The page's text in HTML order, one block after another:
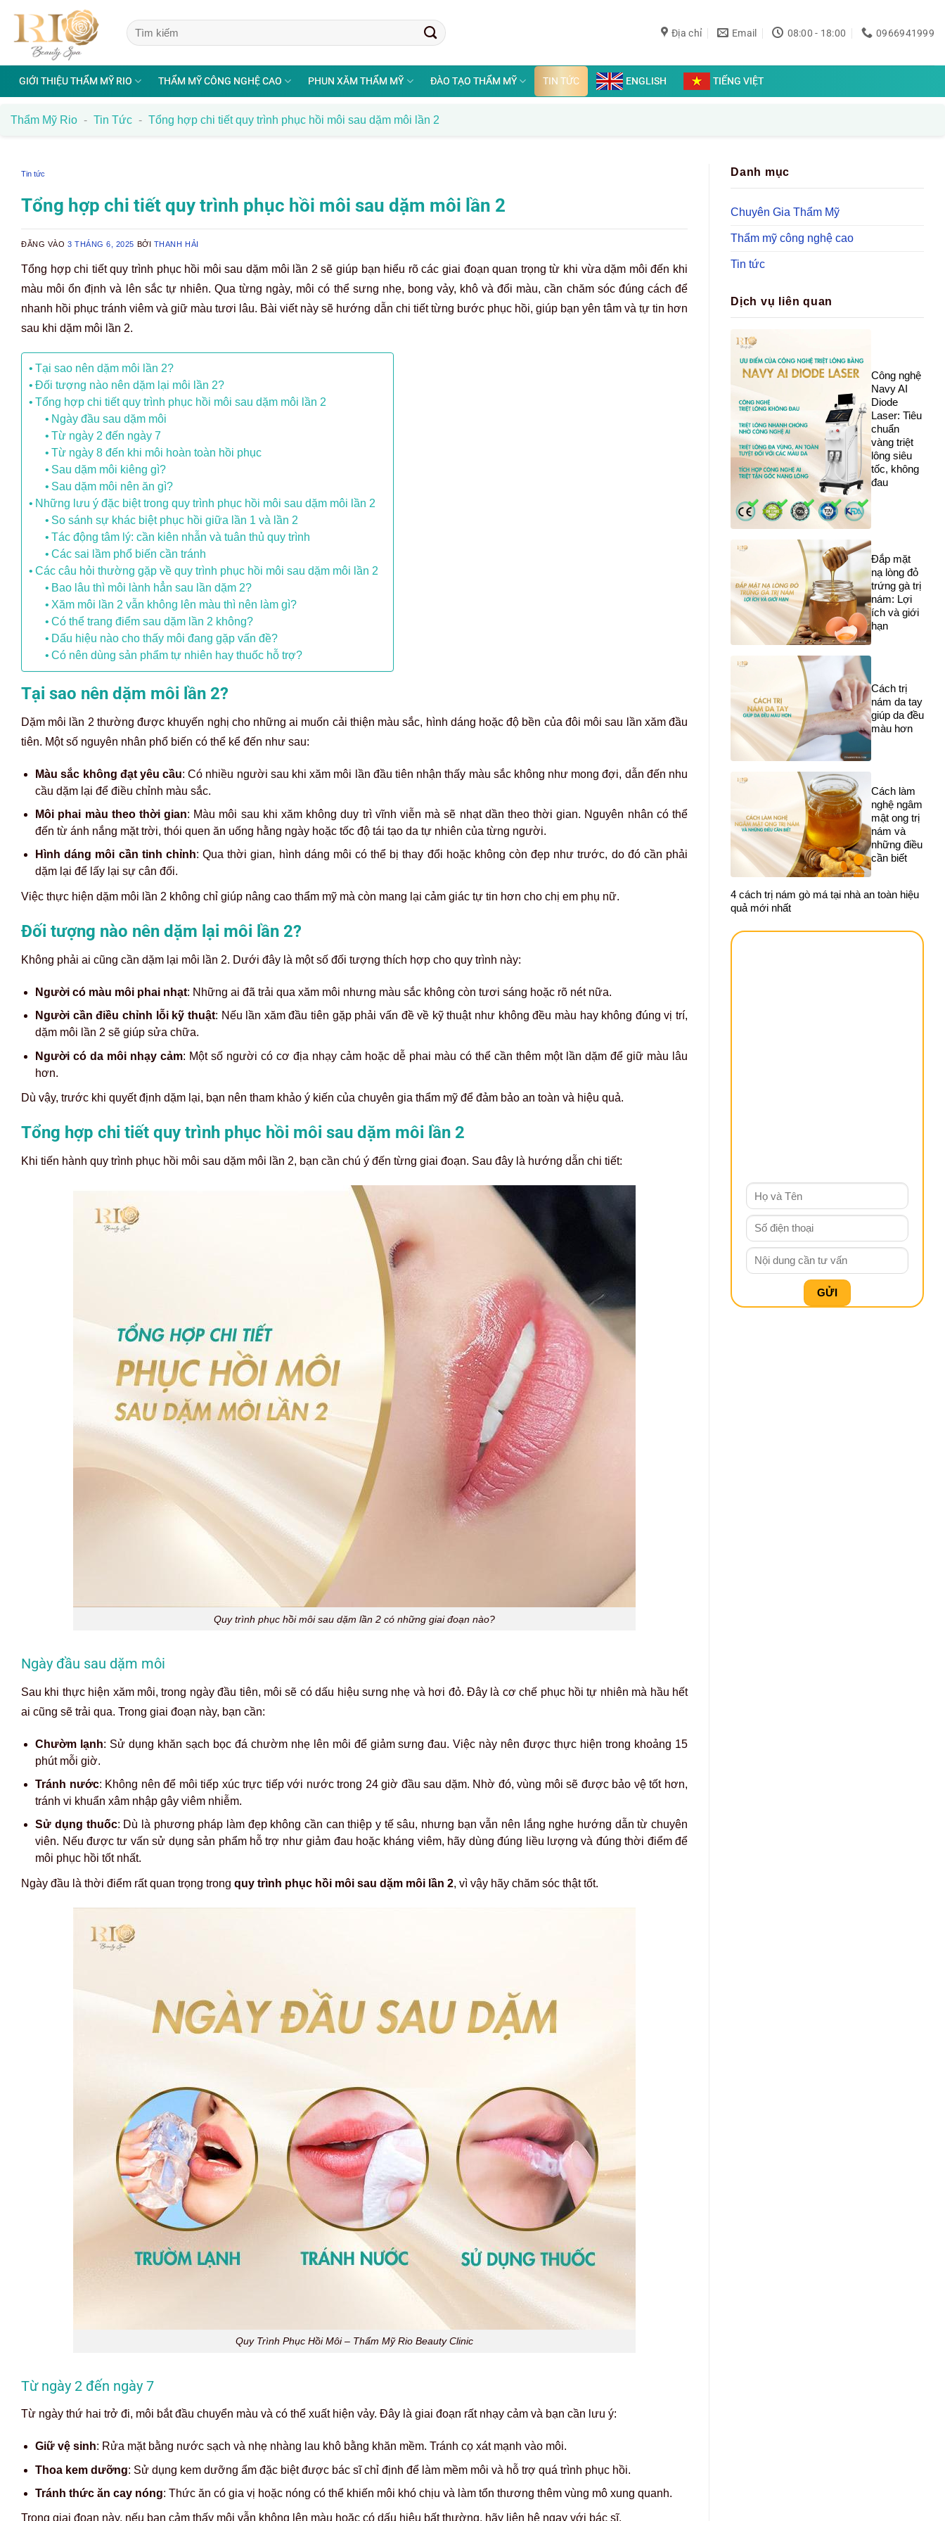
nội
Địa chỉ Email 08:00 - 18:00 0966941999
GIỚI THIỆU THẨM MỸ RIO THẨM MỸ CÔNG NGHỆ CAO PHUN XĂM THẨM MỸ ĐÀO TẠO THẨM MỸ TIN TỨC ENGLISH TIẾNG VIỆT
Thẩm Mỹ Rio - Tin Tức - Tổng hợp chi tiết quy trình phục hồi môi sau dặm môi lần 2
Tin tức
Tổng hợp chi tiết quy trình phục hồi môi sau dặm môi lần 2
ĐĂNG VÀO 3 THÁNG 6, 2025 BỞI THANH HẢI
Tổng hợp chi tiết quy trình phục hồi môi sau dặm môi lần 2 sẽ giúp bạn hiểu rõ các giai đoạn quan trọng từ khi vừa dặm môi đến khi
màu môi ổn định và lên sắc tự nhiên. Qua từng ngày, môi có thể sưng nhẹ, bong vảy, khô và đổi màu, cần chăm sóc đúng cách để
nhanh hồi phục tránh viêm và giữ màu tươi lâu. Bài viết này sẽ hướng dẫn chi tiết từng bước phục hồi, giúp bạn yên tâm và tự tin hơn
sau khi dặm môi lần 2.
Tại sao nên dặm môi lần 2?
Đối tượng nào nên dặm lại môi lần 2?
Tổng hợp chi tiết quy trình phục hồi môi sau dặm môi lần 2
Ngày đầu sau dặm môi
Từ ngày 2 đến ngày 7
Từ ngày 8 đến khi môi hoàn toàn hồi phục
Sau dặm môi kiêng gì?
Sau dặm môi nên ăn gì?
Những lưu ý đặc biệt trong quy trình phục hồi môi sau dặm môi lần 2
So sánh sự khác biệt phục hồi giữa lần 1 và lần 2
Tác động tâm lý: cần kiên nhẫn và tuân thủ quy trình
Các sai lầm phổ biến cần tránh
Các câu hỏi thường gặp về quy trình phục hồi môi sau dặm môi lần 2
Bao lâu thì môi lành hẳn sau lần dặm 2?
Xăm môi lần 2 vẫn không lên màu thì nên làm gì?
Có thể trang điểm sau dặm lần 2 không?
Dấu hiệu nào cho thấy môi đang gặp vấn đề?
Có nên dùng sản phẩm tự nhiên hay thuốc hỗ trợ?
Tại sao nên dặm môi lần 2?
Dặm môi lần 2 thường được khuyến nghị cho những ai muốn cải thiện màu sắc, hình dáng hoặc độ bền của đôi môi sau lần xăm đầu
tiên. Một số nguyên nhân phổ biến có thể kể đến như sau:
Màu sắc không đạt yêu cầu: Có nhiều người sau khi xăm môi lần đầu tiên nhận thấy màu sắc không như mong đợi, dẫn đến nhu
cầu dặm lại để điều chỉnh màu sắc.
Môi phai màu theo thời gian: Màu môi sau khi xăm không duy trì vĩnh viễn mà sẽ nhạt dần theo thời gian. Nguyên nhân có thể
đến từ ánh nắng mặt trời, thói quen ăn uống hằng ngày hoặc tốc độ tái tạo da tự nhiên của từng người.
Hình dáng môi cần tinh chỉnh: Qua thời gian, hình dáng môi có thể bị thay đổi hoặc không còn đẹp như trước, do đó cần phải
dặm lại để lấy lại sự cân đối.
Việc thực hiện dặm môi lần 2 không chỉ giúp nâng cao thẩm mỹ mà còn mang lại cảm giác tự tin hơn cho chị em phụ nữ.
Đối tượng nào nên dặm lại môi lần 2?
Không phải ai cũng cần dặm lại môi lần 2. Dưới đây là một số đối tượng thích hợp cho quy trình này:
Người có màu môi phai nhạt: Những ai đã trải qua xăm môi nhưng màu sắc không còn tươi sáng hoặc rõ nét nữa.
Người cần điều chỉnh lỗi kỹ thuật: Nếu lần xăm đầu tiên gặp phải vấn đề về kỹ thuật như không đều màu hay không đúng vị trí,
dặm môi lần 2 sẽ giúp sửa chữa.
Người có da môi nhạy cảm: Một số người có cơ địa nhạy cảm hoặc dễ phai màu có thể cần thêm một lần dặm để giữ màu lâu
hơn.
Dù vậy, trước khi quyết định dặm lại, bạn nên tham khảo ý kiến của chuyên gia thẩm mỹ để đảm bảo an toàn và hiệu quả.
Tổng hợp chi tiết quy trình phục hồi môi sau dặm môi lần 2
Khi tiến hành quy trình phục hồi môi sau dặm môi lần 2, bạn cần chú ý đến từng giai đoạn. Sau đây là hướng dẫn chi tiết:
Quy trình phục hồi môi sau dặm lần 2 có những giai đoạn nào?
Ngày đầu sau dặm môi
Sau khi thực hiện xăm môi, trong ngày đầu tiên, môi sẽ có dấu hiệu sưng nhẹ và hơi đỏ. Đây là cơ chế phục hồi tự nhiên mà hầu hết
ai cũng sẽ trải qua. Trong giai đoạn này, bạn cần:
Chườm lạnh: Sử dụng khăn sạch bọc đá chườm nhẹ lên môi để giảm sưng đau. Việc này nên được thực hiện trong khoảng 15
phút mỗi giờ.
Tránh nước: Không nên để môi tiếp xúc trực tiếp với nước trong 24 giờ đầu sau dặm. Nhờ đó, vùng môi sẽ được bảo vệ tốt hơn,
tránh vi khuẩn xâm nhập gây viêm nhiễm.
Sử dụng thuốc: Dù là phương pháp làm đẹp không cần can thiệp y tế sâu, nhưng bạn vẫn nên lắng nghe hướng dẫn từ chuyên
viên. Nếu được tư vấn sử dụng sản phẩm hỗ trợ như giảm đau hoặc kháng viêm, hãy dùng đúng liều lượng và đúng thời điểm để
môi phục hồi tốt nhất.
Ngày đầu là thời điểm rất quan trọng trong quy trình phục hồi môi sau dặm môi lần 2, vì vậy hãy chăm sóc thật tốt.
Quy Trình Phục Hồi Môi – Thẩm Mỹ Rio Beauty Clinic
Từ ngày 2 đến ngày 7
Từ ngày thứ hai trở đi, môi bắt đầu chuyển màu và có thể xuất hiện vảy. Đây là giai đoạn rất nhạy cảm và bạn cần lưu ý:
Giữ vệ sinh: Rửa mặt bằng nước sạch và nhẹ nhàng lau khô bằng khăn mềm. Tránh cọ xát mạnh vào môi.
Thoa kem dưỡng: Sử dụng kem dưỡng ẩm đặc biệt được bác sĩ chỉ định để làm mềm môi và hỗ trợ quá trình phục hồi.
Tránh thức ăn cay nóng: Thức ăn có gia vị hoặc nóng có thể khiến môi khó chịu và làm tổn thương thêm vùng mô xung quanh.
Trong giai đoạn này, nếu bạn cảm thấy môi vẫn không lên màu hoặc có dấu hiệu bất thường, hãy liên hệ ngay với bác sĩ.
Danh mục
Chuyên Gia Thẩm Mỹ
Thẩm mỹ công nghệ cao
Tin tức
Dịch vụ liên quan
Công nghệ
Navy AI
Diode
Laser: Tiêu
chuẩn
vàng triệt
lông siêu
tốc, không
đau
Đắp mặt
nạ lòng đỏ
trứng gà trị
nám: Lợi
ích và giới
hạn
Cách trị
nám da tay
giúp da đều
màu hơn
Cách làm
nghệ ngâm
mật ong trị
nám và
những điều
cần biết
4 cách trị nám gò má tại nhà an toàn hiệu
quả mới nhất